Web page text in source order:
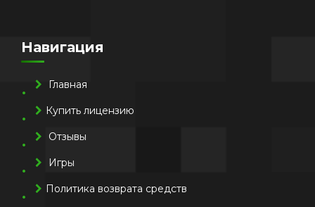
Навигация
Главная
Купить лицензию
Отзывы
Игры
Политика возврата средств